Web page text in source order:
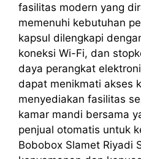
fasilitas modern yang
memenuhi kebutuhan
kapsul dilengkapi
koneksi Wi-Fi, dan
daya perangkat
dapat menikmati akses
menyediakan fasilitas
kamar mandi bersama
penjual otomatis untuk
Bobobox Slamet Riyadi